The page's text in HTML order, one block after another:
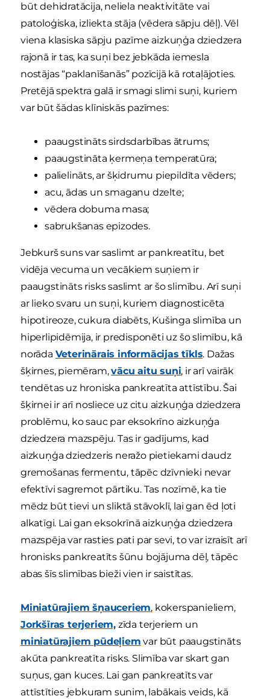
būt dehidratācija, neliela neaktivitāte vai
patoloģiska, izliekta stāja (vēdera sāpju dēļ). Vēl
viena klasiska sāpju pazīme aizkuņģa dziedzera
rajonā ir tas, ka suņi bez jebkāda iemesla
nostājas “paklanīšanās” pozīcijā kā rotaļājoties.
Pretējā spektra galā ir smagi slimi suņi, kuriem
var būt šādas klīniskās pazīmes:
paaugstināts sirdsdarbības ātrums;
paaugstināta ķermeņa temperatūra;
palielināts, ar šķidrumu piepildīta vēders;
acu, ādas un smaganu dzelte;
vēdera dobuma masa;
sabrukšanas epizodes.
Jebkurš suns var saslimt ar pankreatītu, bet
vidēja vecuma un vecākiem suņiem ir
paaugstināts risks saslimt ar šo slimību. Arī suņi
ar lieko svaru un suņi, kuriem diagnosticēta
hipotireoze, cukura diabēts, Kušinga slimība un
hiperlipidēmija, ir predisponēti uz šo slimību, kā
norāda Veterinārais informācijas tīkls. Dažas
šķirnes, piemēram,vācu aitu suņi, ir arī vairāk
tendētas uz hroniska pankreatīta attīstību. Šai
šķirnei ir arī nosliece uz citu aizkuņģa dziedzera
problēmu, ko sauc par eksokrīno aizkuņģa
dziedzera mazspēju. Tas ir gadījums, kad
aizkuņģa dziedzeris neražo pietiekami daudz
gremošanas fermentu, tāpēc dzīvnieki nevar
efektīvi sagremot pārtiku. Tas nozīmē, ka tie
mēdz būt tievi un sliktā stāvoklī, lai gan ēd ļoti
alkatīgi. Lai gan eksokrīnā aizkuņģa dziedzera
mazspēja var rasties pati par sevi, to var izraisīt arī
hronisks pankreatīts šūnu bojājuma dēļ, tāpēc
abas šīs slimības bieži vien ir saistītas.
Miniatūrajiem šņauceriem, kokerspanieliem,
Jorkšīras terjeriem, zīda terjeriem un
miniatūrajiem pūdeļiem var būt paaugstināts
akūta pankreatīta risks. Slimība var skart gan
suņus, gan kuces. Lai gan pankreatīts var
attīstīties jebkuram sunim, labākais veids, kā